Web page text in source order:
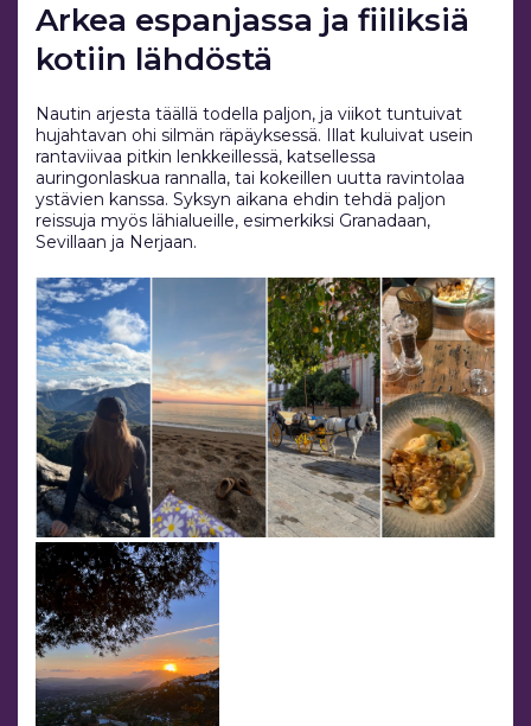
Arkea espanjassa ja fiiliksiä
kotiin lähdöstä
Nautin arjesta täällä todella paljon, ja viikot tuntuivat
hujahtavan ohi silmän räpäyksessä. Illat kuluivat usein
rantaviivaa pitkin lenkkeillessä, katsellessa
auringonlaskua rannalla, tai kokeillen uutta ravintolaa
ystävien kanssa. Syksyn aikana ehdin tehdä paljon
reissuja myös lähialueille, esimerkiksi Granadaan,
Sevillaan ja Nerjaan.